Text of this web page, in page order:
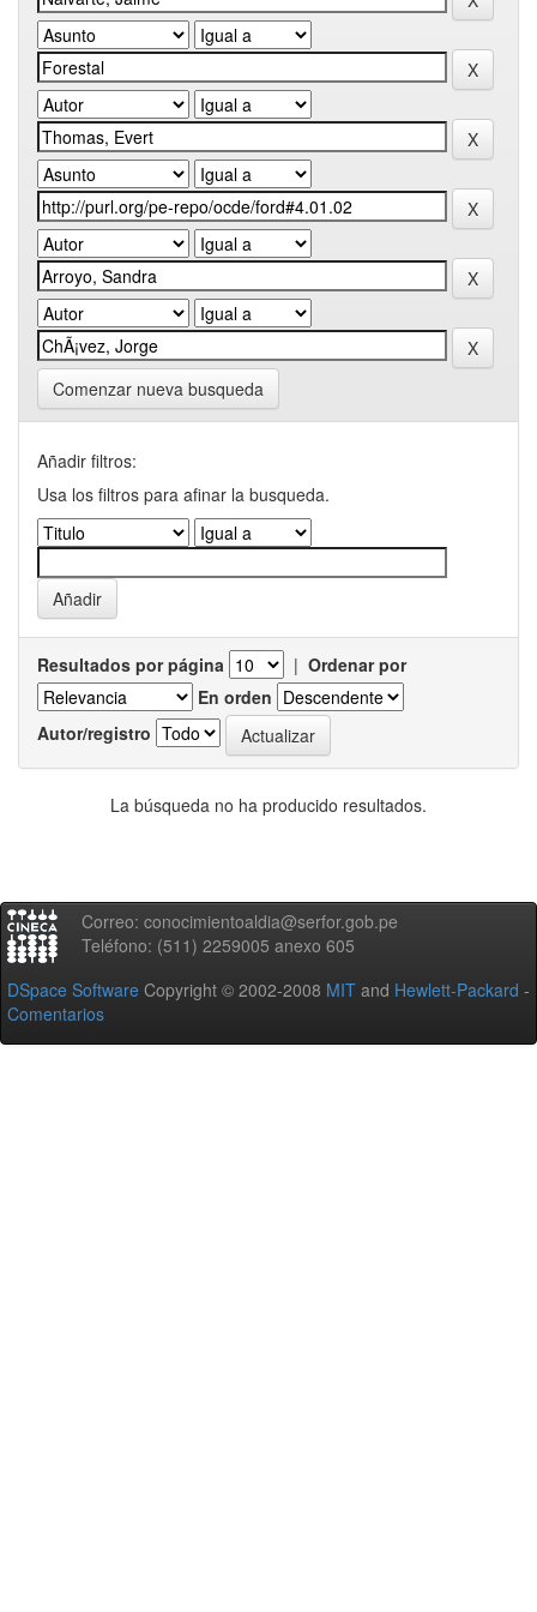
Comenzar nueva busqueda
Añadir filtros:
Usa los filtros para afinar la busqueda.
Resultados por página | Ordenar por
En orden
Autor/registro
La búsqueda no ha producido resultados.
Correo: conocimientoaldia@serfor.gob.pe
Teléfono: (511) 2259005 anexo 605
DSpace Software Copyright © 2002-2008 MIT and Hewlett-Packard -
Comentarios